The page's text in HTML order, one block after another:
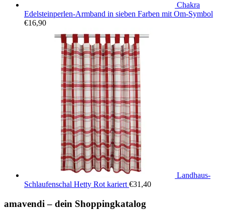
Chakra
Edelsteinperlen-Armband in sieben Farben mit Om-Symbol
€16,90
Landhaus-
Schlaufenschal Hetty Rot kariert €31,40
amavendi – dein Shoppingkatalog